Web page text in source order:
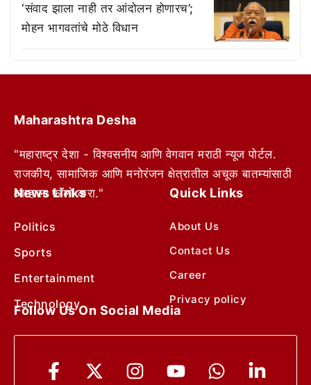
‘संवाद झाला नाही तर आंदोलन होणारच’;
मोहन भागवतांचे मोठे विधान
Maharashtra Desha
"महाराष्ट्र देशा - विश्वसनीय आणि वेगवान मराठी न्यूज पोर्टल.
राजकीय, सामाजिक आणि मनोरंजन क्षेत्रातील अचूक बातम्यांसाठी
आम्हाला फॉलो करा."
News Links
Politics
Sports
Entertainment
Technology
Quick Links
About Us
Contact Us
Career
Privacy policy
Follow Us On Social Media